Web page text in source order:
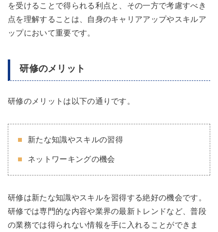
を受けることで得られる利点と、その一方で考慮すべき
点を理解することは、自身のキャリアアップやスキルア
ップにおいて重要です。
研修のメリット
研修のメリットは以下の通りです。
新たな知識やスキルの習得
ネットワーキングの機会
研修は新たな知識やスキルを習得する絶好の機会です。
研修では専門的な内容や業界の最新トレンドなど、普段
の業務では得られない情報を手に入れることができま